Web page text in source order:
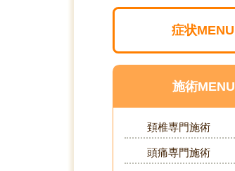
症状MENU
施術MENU
頚椎専門施術
頭痛専門施術